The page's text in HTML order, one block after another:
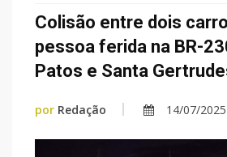
Colisão entre dois
pessoa ferida na BR-
Patos e Santa
por Redação 14/07/2025